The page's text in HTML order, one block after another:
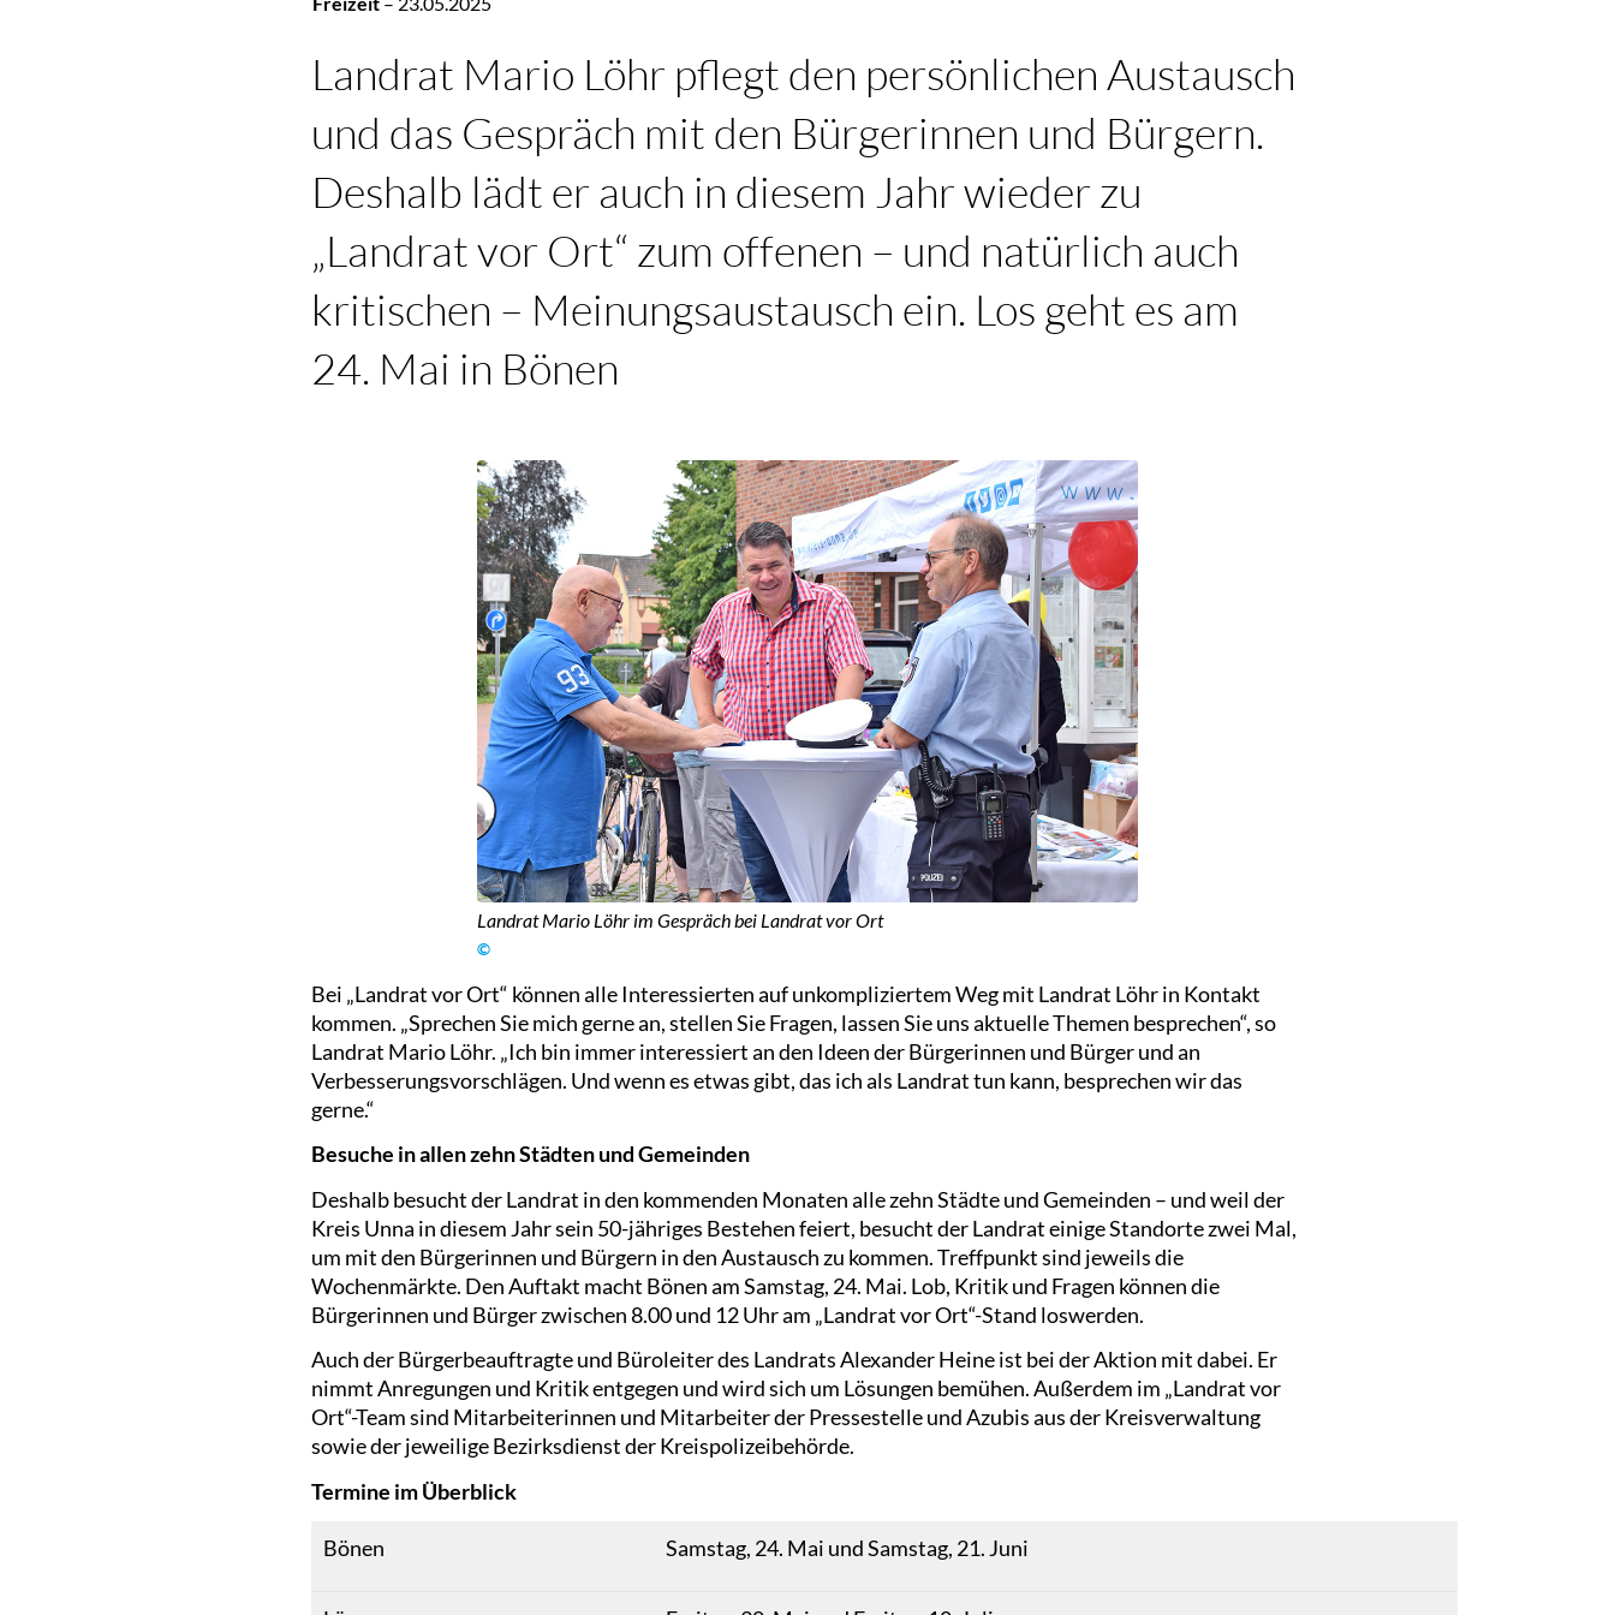
Landrat Mario Löhr pflegt den persönlichen Austausch
und das Gespräch mit den Bürgerinnen und Bürgern.
Deshalb lädt er auch in diesem Jahr wieder zu
„Landrat vor Ort“ zum offenen – und natürlich auch
kritischen – Meinungsaustausch ein. Los geht es am
24. Mai in Bönen
Landrat Mario Löhr im Gespräch bei Landrat vor Ort
©
Bei „Landrat vor Ort“ können alle Interessierten auf unkompliziertem Weg mit Landrat Löhr in Kontakt
kommen. „Sprechen Sie mich gerne an, stellen Sie Fragen, lassen Sie uns aktuelle Themen besprechen“, so
Landrat Mario Löhr. „Ich bin immer interessiert an den Ideen der Bürgerinnen und Bürger und an
Verbesserungsvorschlägen. Und wenn es etwas gibt, das ich als Landrat tun kann, besprechen wir das
gerne.“
Besuche in allen zehn Städten und Gemeinden
Deshalb besucht der Landrat in den kommenden Monaten alle zehn Städte und Gemeinden – und weil der
Kreis Unna in diesem Jahr sein 50-jähriges Bestehen feiert, besucht der Landrat einige Standorte zwei Mal,
um mit den Bürgerinnen und Bürgern in den Austausch zu kommen. Treffpunkt sind jeweils die
Wochenmärkte. Den Auftakt macht Bönen am Samstag, 24. Mai. Lob, Kritik und Fragen können die
Bürgerinnen und Bürger zwischen 8.00 und 12 Uhr am „Landrat vor Ort“-Stand loswerden.
Auch der Bürgerbeauftragte und Büroleiter des Landrats Alexander Heine ist bei der Aktion mit dabei. Er
nimmt Anregungen und Kritik entgegen und wird sich um Lösungen bemühen. Außerdem im „Landrat vor
Ort“-Team sind Mitarbeiterinnen und Mitarbeiter der Pressestelle und Azubis aus der Kreisverwaltung
sowie der jeweilige Bezirksdienst der Kreispolizeibehörde.
Termine im Überblick
Bönen Samstag, 24. Mai und Samstag, 21. Juni